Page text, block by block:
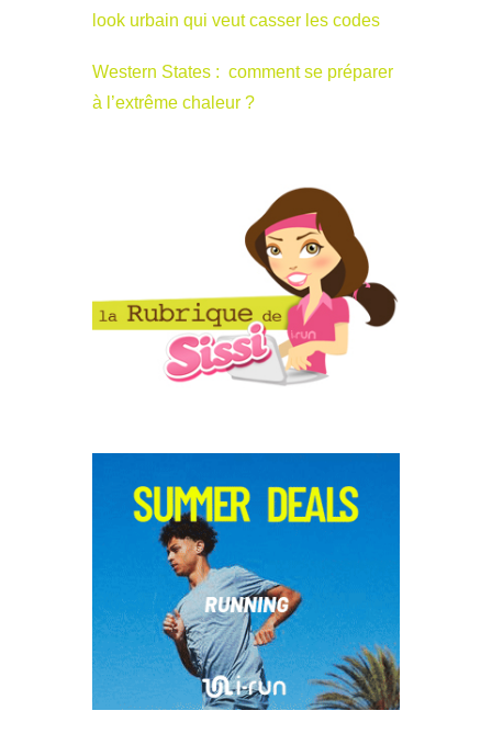
look urbain qui veut casser les codes
Western States : comment se préparer
à l’extrême chaleur ?